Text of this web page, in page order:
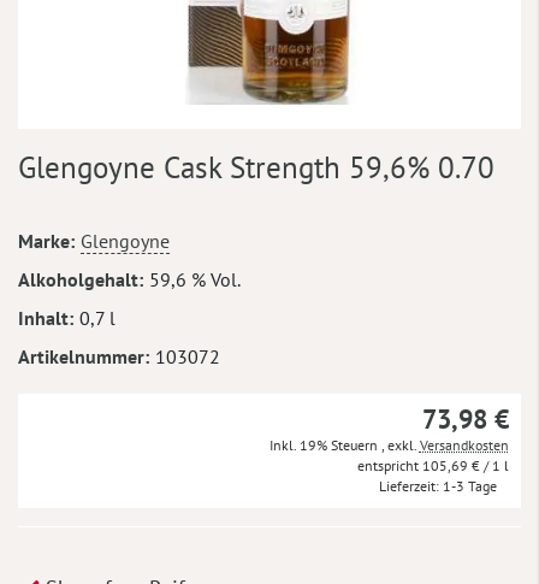
Anfang
springen
Glengoyne Cask Strength 59,6% 0.70
Mehr
Informationen
Marke Glengoyne
Alkoholgehalt 59,6 % Vol.
Inhalt 0,7 l
Artikelnummer 103072
73,98 €
Inkl. 19% Steuern exkl. Versandkosten
105,69 € / 1 l
Lieferzeit 1-3 Tage